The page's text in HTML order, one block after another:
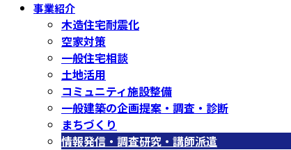
事業紹介
木造住宅耐震化
空家対策
一般住宅相談
土地活用
コミュニティ施設整備
一般建築の企画提案・調査・診断
まちづくり
情報発信・調査研究・講師派遣